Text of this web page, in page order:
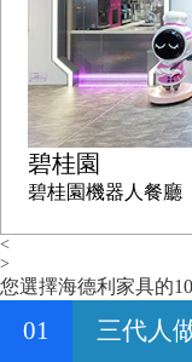
碧桂園
碧桂園機器人餐廳
<
>
您選擇海德利家具的
01 三代人